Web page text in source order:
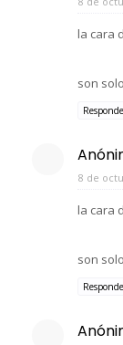
la cara
son
8 de
la cara
son